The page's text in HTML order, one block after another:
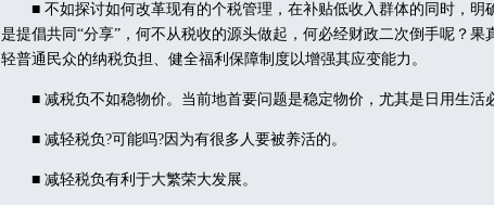
■ 不如探讨如何改革现有的个税管理，在补贴低收入群体的同时，
是提倡共同“分享”，何不从税收的源头做起，何必经财政二次倒手呢？果
轻普通民众的纳税负担、健全福利保障制度以增强其应变能力。
■ 减税负不如稳物价。当前地首要问题是稳定物价，尤其是日用生活
■ 减轻税负?可能吗?因为有很多人要被养活的。
■ 减轻税负有利于大繁荣大发展。